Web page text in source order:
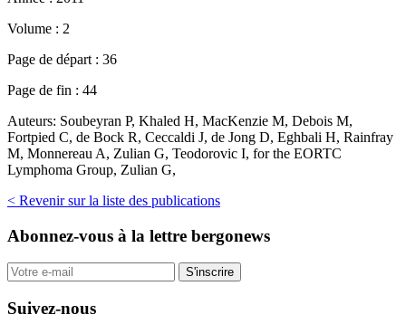
Volume : 2
Page de départ : 36
Page de fin : 44
Auteurs: Soubeyran P, Khaled H, MacKenzie M, Debois M,
Fortpied C, de Bock R, Ceccaldi J, de Jong D, Eghbali H, Rainfray
M, Monnereau A, Zulian G, Teodorovic I, for the EORTC
Lymphoma Group, Zulian G,
< Revenir sur la liste des publications
Abonnez-vous à la lettre bergonews
S'inscrire
Suivez-nous